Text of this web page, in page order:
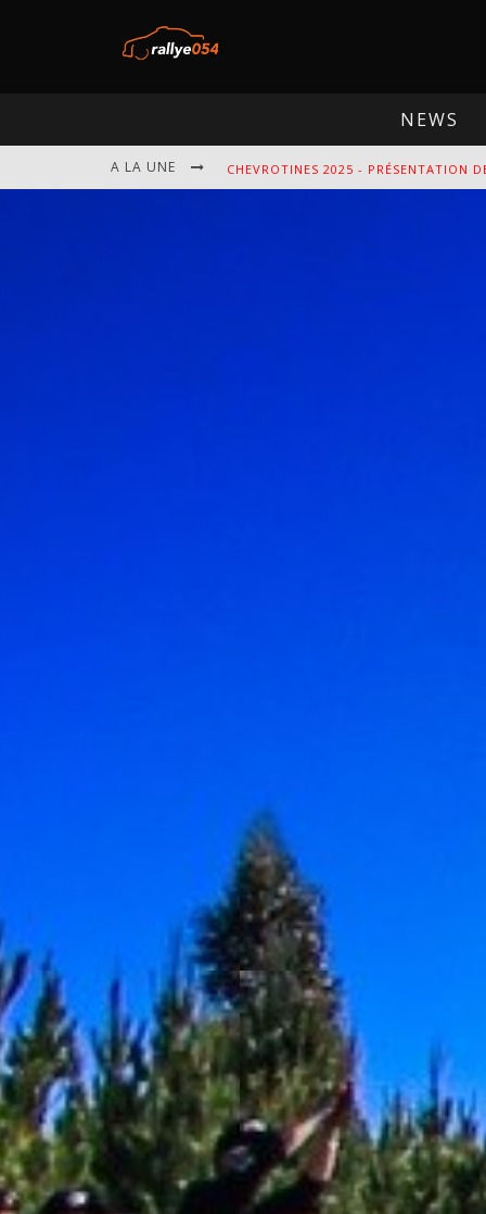
NEWS
A LA UNE EBR 2025 - PRÉSENTATION DE